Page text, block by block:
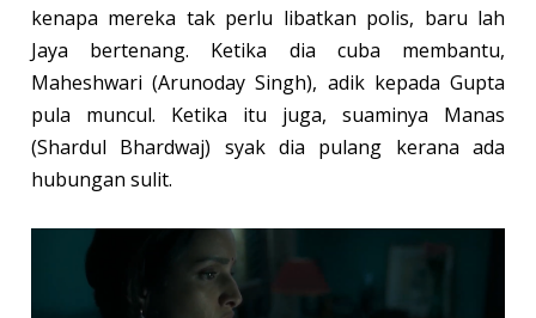
kenapa mereka tak perlu libatkan polis, baru lah
Jaya bertenang. Ketika dia cuba membantu,
Maheshwari (Arunoday Singh), adik kepada Gupta
pula muncul. Ketika itu juga, suaminya Manas
(Shardul Bhardwaj) syak dia pulang kerana ada
hubungan sulit.